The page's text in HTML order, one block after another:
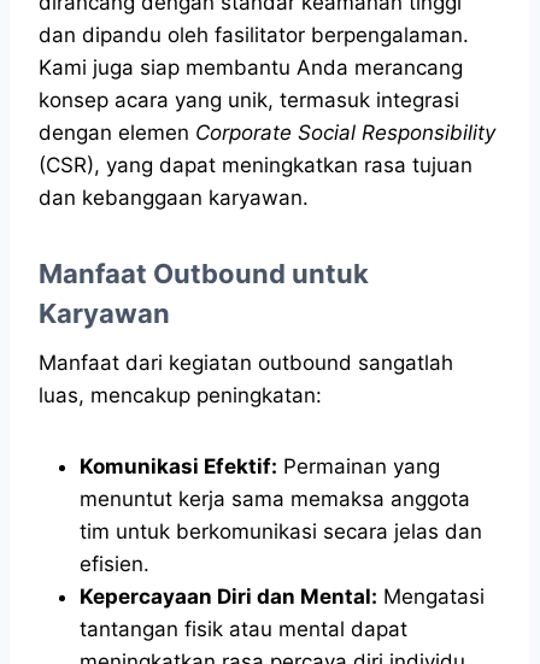
dan dipandu oleh fasilitator berpengalaman.
Kami juga siap membantu Anda merancang
konsep acara yang unik, termasuk integrasi
dengan elemen Corporate Social Responsibility
(CSR), yang dapat meningkatkan rasa tujuan
dan kebanggaan karyawan.
Manfaat Outbound untuk
Karyawan
Manfaat dari kegiatan outbound sangatlah
luas, mencakup peningkatan:
Komunikasi Efektif: Permainan yang
menuntut kerja sama memaksa anggota
tim untuk berkomunikasi secara jelas dan
efisien.
Kepercayaan Diri dan Mental: Mengatasi
tantangan fisik atau mental dapat